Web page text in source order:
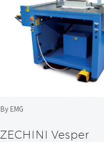
By EMG
ZECHINI Vesper